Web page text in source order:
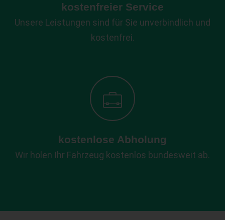
kostenfreier Service
Unsere Leistungen sind für Sie unverbindlich und
kostenfrei.
kostenlose Abholung
Wir holen Ihr Fahrzeug kostenlos bundesweit ab.